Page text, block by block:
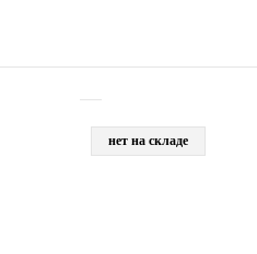
нет на складе